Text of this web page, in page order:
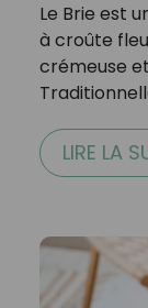
Le Brie est
à croûte
crémeuse
LIRE LA